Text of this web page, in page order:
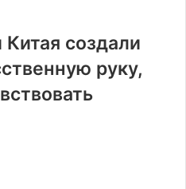
создали
руку,